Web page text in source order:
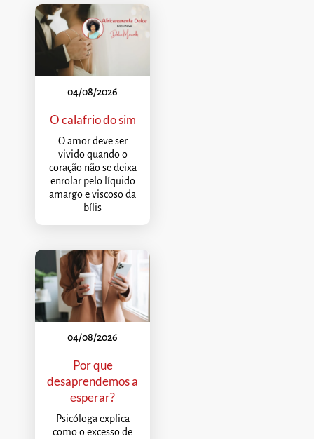
04/08/2026
O calafrio do sim
O amor deve ser
vivido quando o
coração não se deixa
enrolar pelo líquido
amargo e viscoso da
bílis
04/08/2026
Por que
desaprendemos a
esperar?
Psicóloga explica
como o excesso de